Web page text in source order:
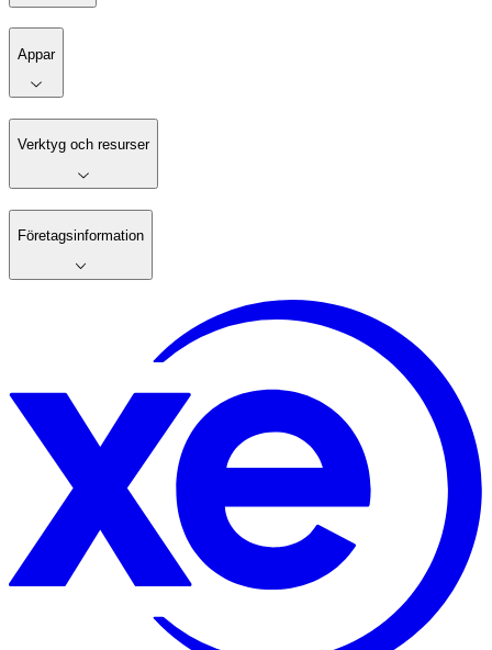
Appar
Verktyg och resurser
Företagsinformation